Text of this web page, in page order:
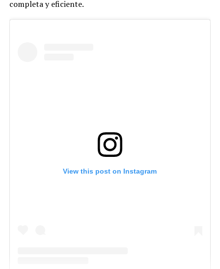
completa y eficiente.
View this post on Instagram